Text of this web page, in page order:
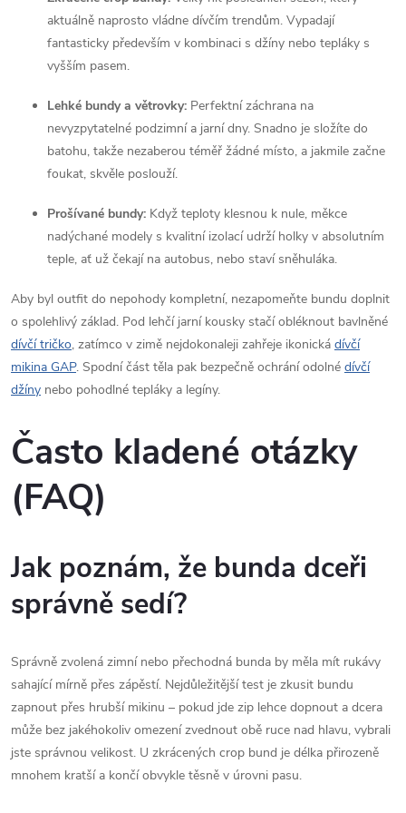
aktuálně naprosto vládne dívčím trendům. Vypadají
fantasticky především v kombinaci s džíny nebo tepláky s
vyšším pasem.
Lehké bundy a větrovky: Perfektní záchrana na
nevyzpytatelné podzimní a jarní dny. Snadno je složíte do
batohu, takže nezaberou téměř žádné místo, a jakmile začne
foukat, skvěle poslouží.
Prošívané bundy: Když teploty klesnou k nule, měkce
nadýchané modely s kvalitní izolací udrží holky v absolutním
teple, ať už čekají na autobus, nebo staví sněhuláka.
Aby byl outfit do nepohody kompletní, nezapomeňte bundu doplnit
o spolehlivý základ. Pod lehčí jarní kousky stačí obléknout bavlněné
dívčí tričko, zatímco v zimě nejdokonaleji zahřeje ikonická dívčí
mikina GAP. Spodní část těla pak bezpečně ochrání odolné dívčí
džíny nebo pohodlné tepláky a legíny.
Často kladené otázky
(FAQ)
Jak poznám, že bunda dceři
správně sedí?
Správně zvolená zimní nebo přechodná bunda by měla mít rukávy
sahající mírně přes zápěstí. Nejdůležitější test je zkusit bundu
zapnout přes hrubší mikinu – pokud jde zip lehce dopnout a dcera
může bez jakéhokoliv omezení zvednout obě ruce nad hlavu, vybrali
jste správnou velikost. U zkrácených crop bund je délka přirozeně
mnohem kratší a končí obvykle těsně v úrovni pasu.